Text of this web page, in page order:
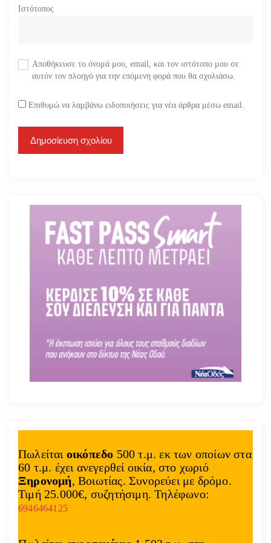
Ιστότοπος
Αποθήκευσε το όνομά μου, email, και τον ιστότοπο μου σε
αυτόν τον πλοηγό για την επόμενη φορά που θα σχολιάσω.
Επιθυμώ να λαμβάνω ειδοποιήσεις για νέα άρθρα μέσω email.
Πωλείται οικόπεδο 500 τ.μ. εκ των οποίων στα
60 τ.μ. έχει ανεγερθεί οικία, στο χωριό
Ξηρονομή, Βοιωτίας. Συνορεύει με δρόμο.
Τιμή 25.000€, συζητήσιμη. Τηλέφωνο:
6946464125